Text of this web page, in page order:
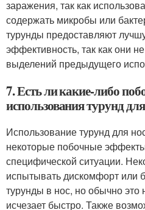
заражения, так как
содержать микробы или
турунды предоставляют
эффективность, так как они
выделений предыдущего
7. Есть ли какие-либо
использования турунд
Использование турунд для
некоторые побочные
специфической ситуации.
испытывать дискомфорт или
турунды в нос, но обычно
исчезает быстро. Также